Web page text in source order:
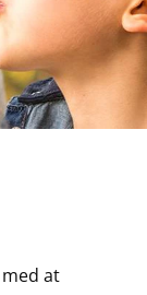
at